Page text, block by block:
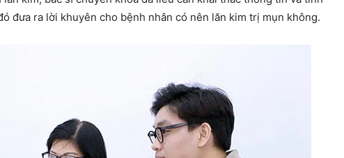
đưa ra lời khuyên cho bệnh nhân có nên lăn kim trị mụn không.